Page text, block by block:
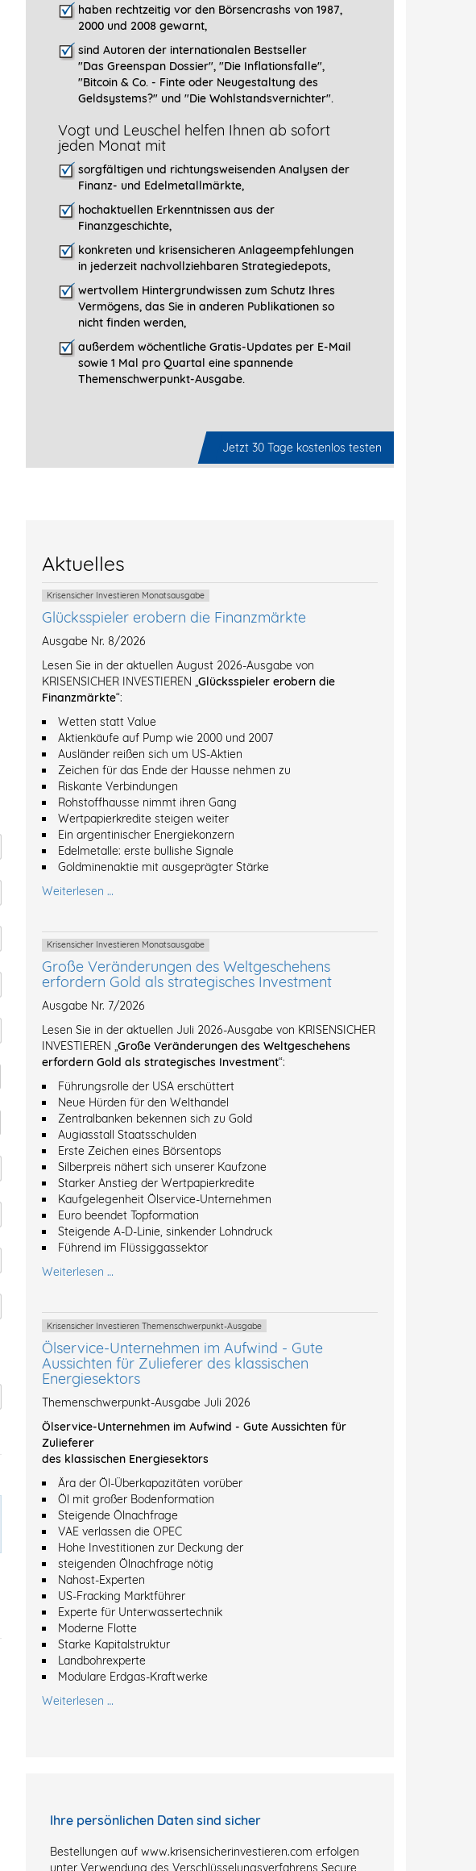
haben rechtzeitig vor den Börsencrashs von 1987,
2000 und 2008 gewarnt,
sind Autoren der internationalen Bestseller
"Das Greenspan Dossier", "Die Inflationsfalle",
"Bitcoin & Co. - Finte oder Neugestaltung des
Geldsystems?" und "Die Wohlstandsvernichter".
Vogt und Leuschel helfen Ihnen ab sofort
jeden Monat mit
sorgfältigen und richtungsweisenden Analysen der
Finanz- und Edelmetallmärkte,
hochaktuellen Erkenntnissen aus der
Finanzgeschichte,
konkreten und krisensicheren Anlageempfehlungen
in jederzeit nachvollziehbaren Strategiedepots,
wertvollem Hintergrundwissen zum Schutz Ihres
Vermögens, das Sie in anderen Publikationen so
nicht finden werden,
außerdem wöchentliche Gratis-Updates per E-Mail
sowie 1 Mal pro Quartal eine spannende
Themenschwerpunkt-­Ausgabe.
Jetzt 30 Tage kostenlos testen
Aktuelles
Krisensicher Investieren Monatsausgabe
Glücksspieler erobern die Finanzmärkte
Ausgabe Nr. 8/2026
Lesen Sie in der aktuellen August 2026-Ausgabe von
KRISENSICHER INVESTIEREN „Glücksspieler erobern die
Finanzmärkte“:
Wetten statt Value
Aktienkäufe auf Pump wie 2000 und 2007
Ausländer reißen sich um US-Aktien
Zeichen für das Ende der Hausse nehmen zu
Riskante Verbindungen
Rohstoffhausse nimmt ihren Gang
Wertpapierkredite steigen weiter
Ein argentinischer Energiekonzern
Edelmetalle: erste bullishe Signale
Goldminenaktie mit ausgeprägter Stärke
Weiterlesen …
Krisensicher Investieren Monatsausgabe
Große Veränderungen des Weltgeschehens
erfordern Gold als strategisches Investment
Ausgabe Nr. 7/2026
Lesen Sie in der aktuellen Juli 2026-Ausgabe von KRISENSICHER
INVESTIEREN „Große Veränderungen des Weltgeschehens
erfordern Gold als strategisches Investment“:
Führungsrolle der USA erschüttert
Neue Hürden für den Welthandel
Zentralbanken bekennen sich zu Gold
Augiasstall Staatsschulden
Erste Zeichen eines Börsentops
Silberpreis nähert sich unserer Kaufzone
Starker Anstieg der Wertpapierkredite
Kaufgelegenheit Ölservice-Unternehmen
Euro beendet Topformation
Steigende A-D-Linie, sinkender Lohndruck
Führend im Flüssiggassektor
Weiterlesen …
Krisensicher Investieren Themenschwerpunkt-Ausgabe
Ölservice-Unternehmen im Aufwind - Gute
Aussichten für Zulieferer des klassischen
Energiesektors
Themenschwerpunkt-Ausgabe Juli 2026
Ölservice-Unternehmen im Aufwind - Gute Aussichten für
Zulieferer
des klassischen Energiesektors
Ära der Öl-Überkapazitäten vorüber
Öl mit großer Bodenformation
Steigende Ölnachfrage
VAE verlassen die OPEC
Hohe Investitionen zur Deckung der
steigenden Ölnachfrage nötig
Nahost-Experten
US-Fracking Marktführer
Experte für Unterwassertechnik
Moderne Flotte
Starke Kapitalstruktur
Landbohrexperte
Modulare Erdgas-Kraftwerke
Weiterlesen …
Ihre persönlichen Daten sind sicher
Bestellungen auf www.krisensicherinvestieren.com erfolgen
unter Verwendung des Verschlüsselungsverfahrens Secure